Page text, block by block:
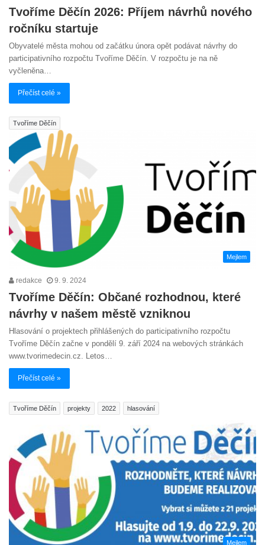
Tvoříme Děčín 2026: Příjem návrhů nového
ročníku startuje
Obyvatelé města mohou od začátku února opět podávat návrhy do
participativního rozpočtu Tvoříme Děčín. V rozpočtu je na ně
vyčleněna…
Přečíst celé »
Tvoříme Děčín
Mejlem
redakce 9. 9. 2024
Tvoříme Děčín: Občané rozhodnou, které
návrhy v našem městě vzniknou
Hlasování o projektech přihlášených do participativního rozpočtu
Tvoříme Děčín začne v pondělí 9. září 2024 na webových stránkách
www.tvorimedecin.cz. Letos…
Přečíst celé »
Tvoříme Děčín projekty 2022 hlasování
Mejlem